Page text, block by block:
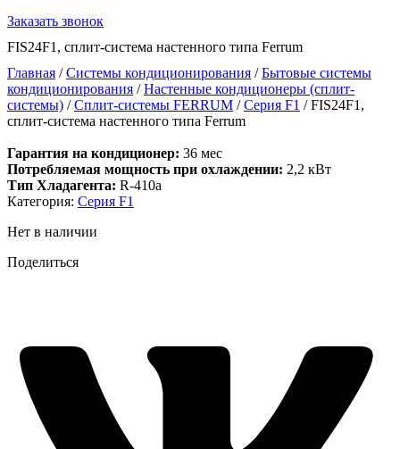
Заказать звонок
FIS24F1, сплит-система настенного типа Ferrum
Главная /Системы кондиционирования /Бытовые системы
кондиционирования /Настенные кондиционеры (сплит-
системы) /Сплит-системы FERRUM /Серия F1 / FIS24F1,
сплит-система настенного типа Ferrum
Гарантия на кондиционер: 36 мес
Потребляемая мощность при охлаждении: 2,2 кВт
Тип Хладагента: R-410a
Категория: Серия F1
Нет в наличии
Поделиться